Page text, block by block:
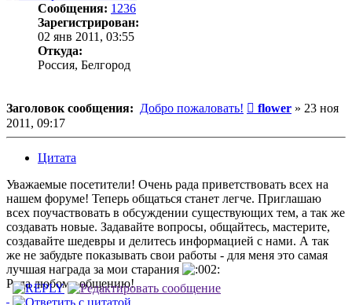
Сообщения: 1236
Зарегистрирован:
02 янв 2011, 03:55
Откуда:
Россия, Белгород
Заголовок сообщения: Добро пожаловать! Сообщение
flower » 23 ноя
2011, 09:17
Цитата
Уважаемые посетители! Очень рада приветствовать всех на
нашем форуме! Теперь общаться станет легче. Приглашаю
всех поучаствовать в обсуждении существующих тем, а так же
создавать новые. Задавайте вопросы, общайтесь, мастерите,
создавайте шедевры и делитесь информацией с нами. А так
же не забудьте показывать свои работы - для меня это самая
лучшая награда за мои старания
Рада любому общению!